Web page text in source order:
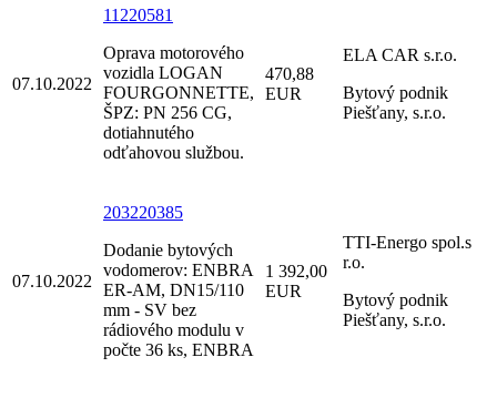
07.10.2022
11220581
Oprava motorového
vozidla LOGAN
FOURGONNETTE,
ŠPZ: PN 256 CG,
dotiahnutého
odťahovou službou.
470,88
EUR
ELA CAR s.r.o.
Bytový podnik
Piešťany, s.r.o.
07.10.2022
203220385
Dodanie bytových
vodomerov: ENBRA
ER-AM, DN15/110
mm - SV bez
rádiového modulu v
počte 36 ks, ENBRA
1 392,00
EUR
TTI-Energo spol.s
r.o.
Bytový podnik
Piešťany, s.r.o.